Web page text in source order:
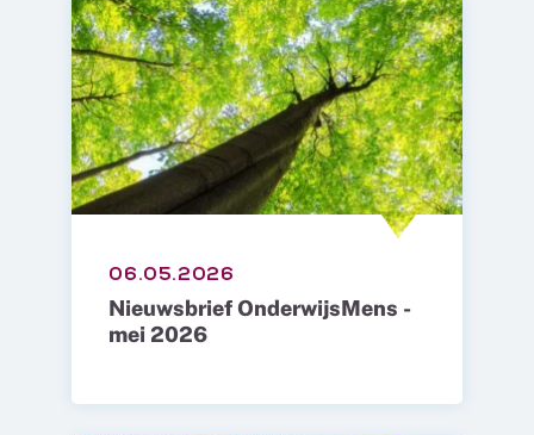
06.05.2026
Nieuwsbrief OnderwijsMens -
mei 2026